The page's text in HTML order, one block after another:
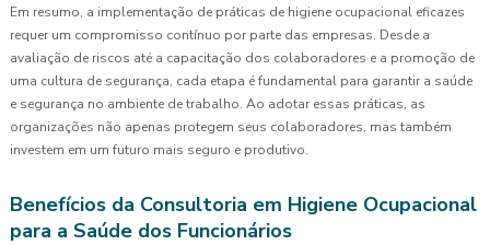
Em resumo, a implementação de práticas de higiene ocupacional eficazes
requer um compromisso contínuo por parte das empresas. Desde a
avaliação de riscos até a capacitação dos colaboradores e a promoção de
uma cultura de segurança, cada etapa é fundamental para garantir a saúde
e segurança no ambiente de trabalho. Ao adotar essas práticas, as
organizações não apenas protegem seus colaboradores, mas também
investem em um futuro mais seguro e produtivo.
Benefícios da Consultoria em Higiene Ocupacional
para a Saúde dos Funcionários